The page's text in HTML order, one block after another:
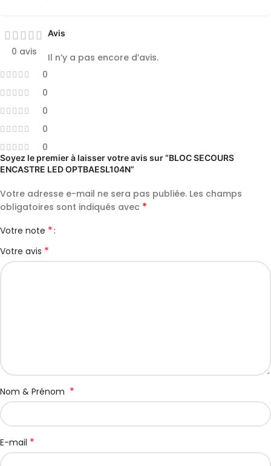
0 avis
0
0
0
0
0
Avis
Il n’y a pas encore d’avis.
Soyez le premier à laisser votre avis sur “BLOC SECOURS
ENCASTRE LED OPTBAESL104N”
Votre adresse e-mail ne sera pas publiée. Les champs
obligatoires sont indiqués avec *
Votre note *
Votre avis *
Nom & Prénom *
E-mail *